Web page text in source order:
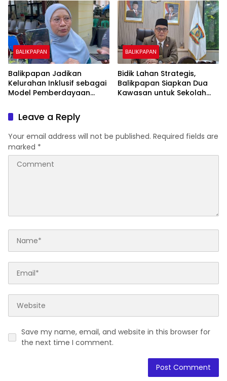
Biaya Warga
BALIKPAPAN
Balikpapan Jadikan
Kelurahan Inklusif sebagai
Model Pemberdayaan
BALIKPAPAN
Bidik Lahan Strategis,
Balikpapan Siapkan Dua
Kawasan untuk Sekolah
Leave a Reply
Your email address will not be published. Required fields are
marked *
Save my name, email, and website in this browser for
the next time I comment.